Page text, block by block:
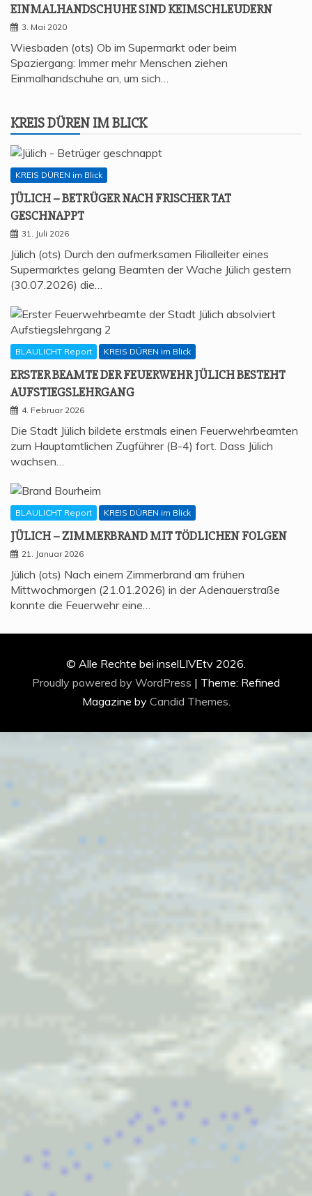
EIN­MAL­HAND­SCHU­HE SIND KEIMSCHLEUDERN
3. Mai 2020
Wiesbaden (ots) Ob im Supermarkt oder beim
Spaziergang: Immer mehr Menschen ziehen
Einmalhandschuhe an, um sich…
KREIS DÜREN IM BLICK
KREIS DÜREN im Blick
JÜLICH – BETRÜ­GER NACH FRI­SCHER TAT
GESCHNAPPT
31. Juli 2026
Jülich (ots) Durch den aufmerksamen Filialleiter eines
Supermarktes gelang Beamten der Wache Jülich gestern
(30.07.2026) die…
BLAULICHT Report KREIS DÜREN im Blick
ERS­TER BEAM­TE DER FEU­ER­WEHR JÜLICH BESTEHT
AUFSTIEGSLEHRGANG
4. Februar 2026
Die Stadt Jülich bildete erstmals einen Feuerwehrbeamten
zum Hauptamtlichen Zugführer (B-4) fort. Dass Jülich
wachsen…
BLAULICHT Report KREIS DÜREN im Blick
JÜLICH – ZIM­MER­BRAND MIT TÖD­LI­CHEN FOLGEN
21. Januar 2026
Jülich (ots) Nach einem Zimmerbrand am frühen
Mittwochmorgen (21.01.2026) in der Adenauerstraße
konnte die Feuerwehr eine…
© Alle Rechte bei inselLIVEtv 2026.
Proudly powered by WordPress | Theme: Refined
Magazine by Candid Themes